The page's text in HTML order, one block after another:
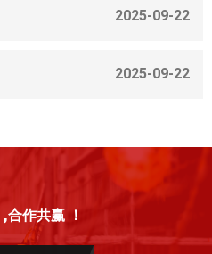
2025-09-22
2025-09-22
合作共赢 ！